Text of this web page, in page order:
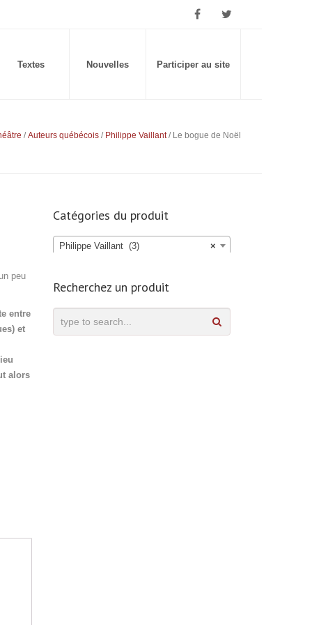
Textes Nouvelles Participer au site
/Auteurs québécois / Philippe Vaillant/ Le bogue de Noël
peu
entre
et
alors
Catégories du produit
×
Philippe Vaillant (3)
Recherchez un produit